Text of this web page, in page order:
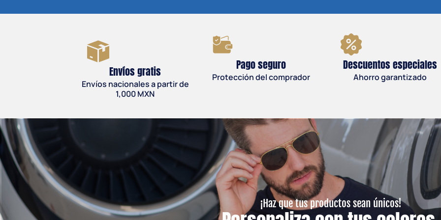
Envíos gratis
Envíos nacionales a partir de
1,000 MXN
Pago seguro
Protección del comprador
Descuentos especiales
Ahorro garantizado
¡Haz que tus productos sean únicos!